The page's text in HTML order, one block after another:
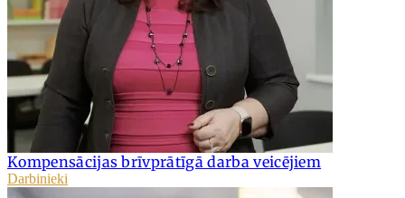
Kompensācijas brīvprātīgā darba veicējiem
Darbinieki